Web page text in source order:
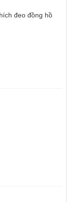
đeo đồng hồ